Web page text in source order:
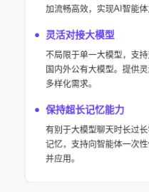
加流畅高效，实现AI智能体
灵活对接大模型
不局限于单一大模型，支
国内外公有大模型。提供
多样化需求。
保持超长记忆能力
有别于大模型聊天时长过
记忆，支持向智能体一次
并应用。